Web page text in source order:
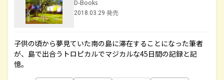
D-Books
2018.03.29 発売
子供の頃から夢見ていた南の島に滞在することになった筆者
が、島で出合うトロピカルでマジカルな45日間の記録と記
憶。